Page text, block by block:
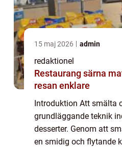
15 maj 2026 admin
redaktionel
Restaurang särna matstoppet som gör
resan enklare
Introduktion Att smälta
grundläggande teknik
desserter. Genom att
en smidig och flytande